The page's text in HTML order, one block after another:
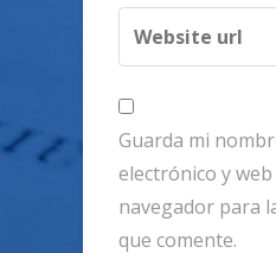
Guarda mi
electrónico y
navegador para
que comente.